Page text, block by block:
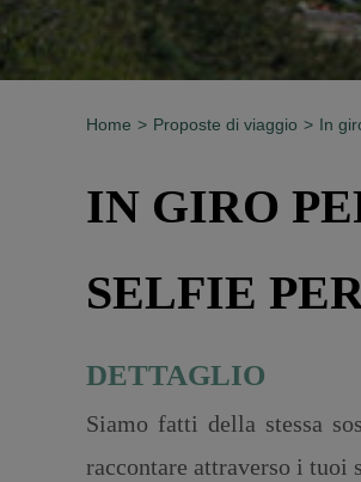
Home Proposte di viaggio In
IN GIRO
SELFIE
DETTAGLIO
Siamo fatti della stessa
raccontare attraverso i